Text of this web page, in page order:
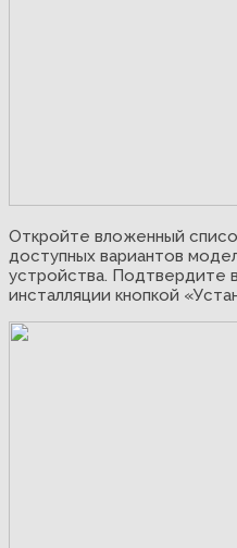
Откройте вложенный
доступных вариантов
устройства. Подтвердите
инсталляции кнопкой